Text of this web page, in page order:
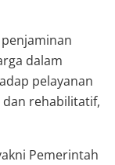
dalam
pelayanan
rehabilitatif,
Pemerintah